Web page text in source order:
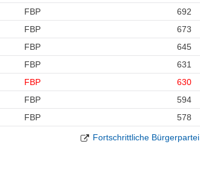
FBP
692
FBP
673
FBP
645
FBP
631
FBP
630
FBP
594
FBP 578
Fortschrittliche Bürgerpartei